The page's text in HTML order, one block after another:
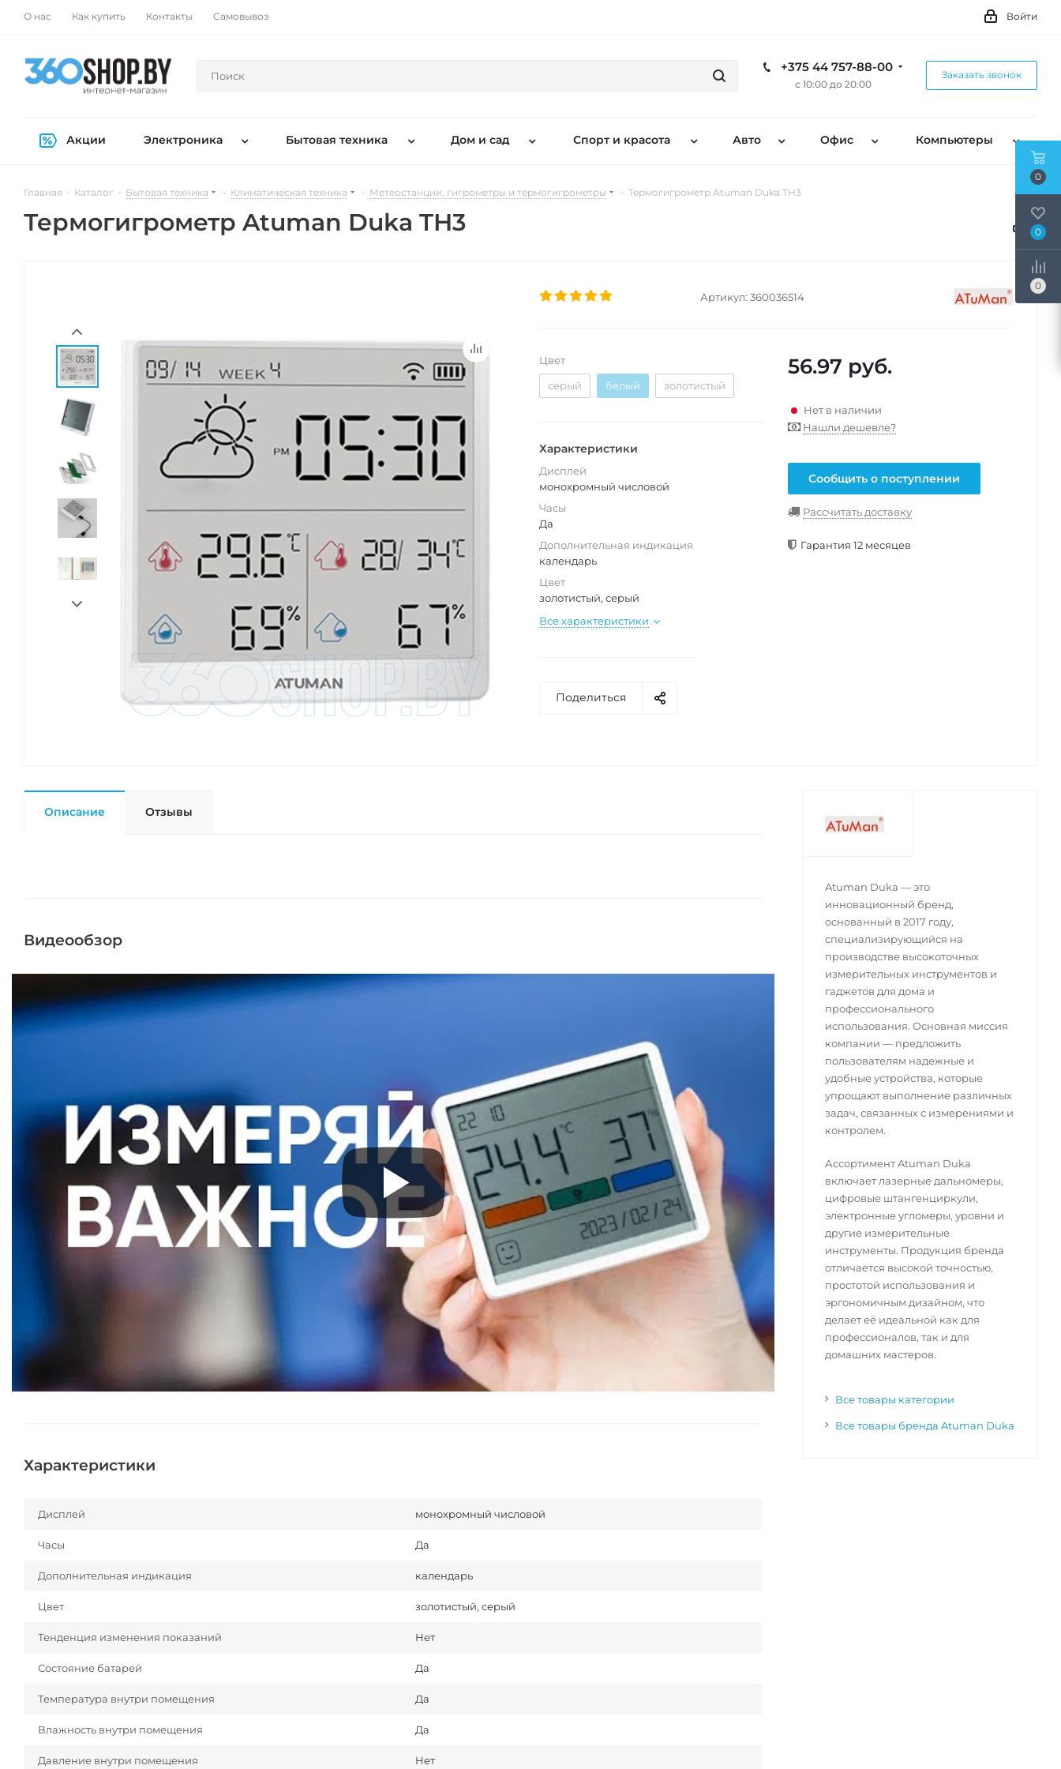
О нас Как купить Контакты Самовывоз Войти
+375 44 757-88-00
с 10:00 до 20:00
Заказать звонок
Акции Электроника Бытовая техника Дом и сад Спорт и красота Авто Офис Компьютеры
Главная - Каталог - Бытовая техника - Климатическая техника - Метеостанции, гигрометры и термогигрометры - Термогигрометр Atuman Duka TH3
Термогигрометр Atuman Duka TH3
Артикул: 360036514
Цвет
серый
белый золотистый
Характеристики
Дисплей
монохромный числовой
Часы
Да
Дополнительная индикация
календарь
Цвет
золотистый, серый
Все характеристики
56.97 руб.
Нет в наличии
Нашли дешевле?
Сообщить о поступлении
Рассчитать доставку
Гарантия 12 месяцев
Поделиться
Описание Отзывы
Видеообзор
Характеристики
Дисплей монохромный числовой
Часы Да
Дополнительная индикация календарь
Цвет золотистый, серый
Тенденция изменения показаний Нет
Состояние батарей Да
Температура внутри помещения Да
Влажность внутри помещения Да
Давление внутри помещения Нет
Atuman Duka — это
инновационный бренд,
основанный в 2017 году,
специализирующийся на
производстве высокоточных
измерительных инструментов и
гаджетов для дома и
профессионального
использования. Основная миссия
компании — предложить
пользователям надежные и
удобные устройства, которые
упрощают выполнение различных
задач, связанных с измерениями и
контролем.
Ассортимент Atuman Duka
включает лазерные дальномеры,
цифровые штангенциркули,
электронные угломеры, уровни и
другие измерительные
инструменты. Продукция бренда
отличается высокой точностью,
простотой использования и
эргономичным дизайном, что
делает её идеальной как для
профессионалов, так и для
домашних мастеров.
Все товары категории
Все товары бренда Atuman Duka
0
0
0